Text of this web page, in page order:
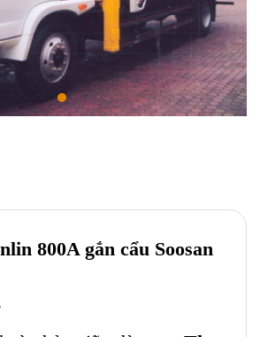
800A gắn cẩu Soosan